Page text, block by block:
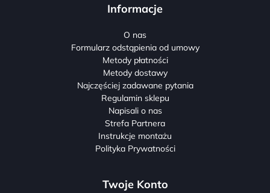
Informacje
O nas
Formularz odstąpienia od umowy
Metody płatności
Metody dostawy
Najczęściej zadawane pytania
Regulamin sklepu
Napisali o nas
Strefa Partnera
Instrukcje montażu
Polityka Prywatności
Twoje Konto